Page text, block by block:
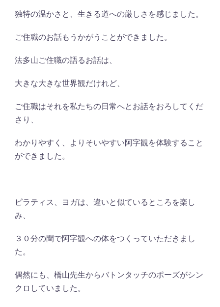
独特の温かさと、生きる道への厳しさを感じました。
ご住職のお話もうかがうことができました。
法多山ご住職の語るお話は、
大きな大きな世界観だけれど、
ご住職はそれを私たちの日常へとお話をおろしてくだ
さり、
わかりやすく、よりそいやすい阿字観を体験すること
ができました。
ピラティス、ヨガは、違いと似ているところを楽し
み、
３０分の間で阿字観への体をつくっていただきまし
た。
偶然にも、橋山先生からバトンタッチのポーズがシン
クロしていました。